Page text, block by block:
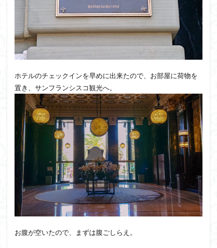
ホテルのチェックインを早めに出来たので、お部屋に荷物を
置き、サンフランシスコ観光へ。
お腹が空いたので、まずは腹ごしらえ。